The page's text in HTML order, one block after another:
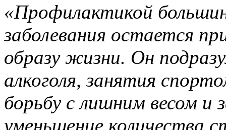
«Профилактикой
заболевания остается
образу жизни. Он
алкоголя, занятия
борьбу с лишним весом и
уменьшение количества